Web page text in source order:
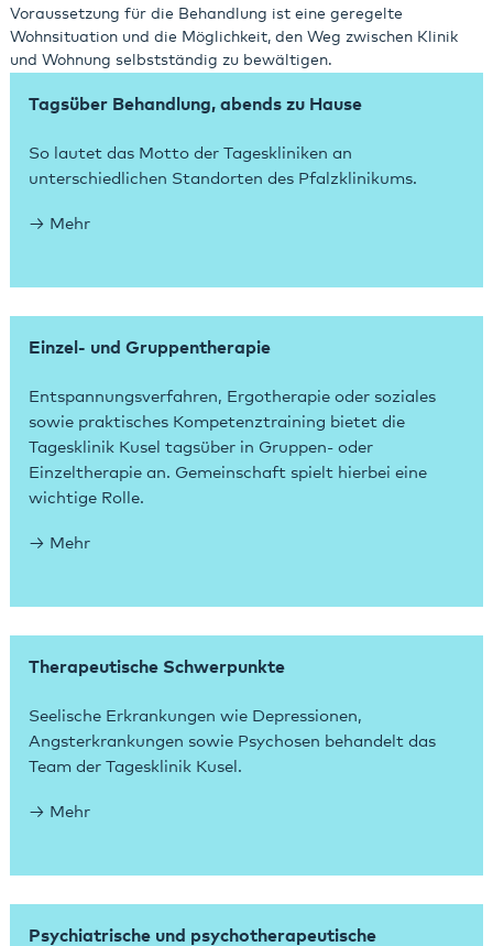
Voraussetzung für die Behandlung ist eine geregelte
Wohnsituation und die Möglichkeit, den Weg zwischen Klinik
und Wohnung selbstständig zu bewältigen.
Tagsüber Behandlung, abends zu Hause
So lautet das Motto der Tageskliniken an
unterschiedlichen Standorten des Pfalzklinikums.
Mehr
Einzel- und Gruppentherapie
Entspannungsverfahren, Ergotherapie oder soziales
sowie praktisches Kompetenztraining bietet die
Tagesklinik Kusel tagsüber in Gruppen- oder
Einzeltherapie an. Gemeinschaft spielt hierbei eine
wichtige Rolle.
Mehr
Therapeutische Schwerpunkte
Seelische Erkrankungen wie Depressionen,
Angsterkrankungen sowie Psychosen behandelt das
Team der Tagesklinik Kusel.
Mehr
Psychiatrische und psychotherapeutische